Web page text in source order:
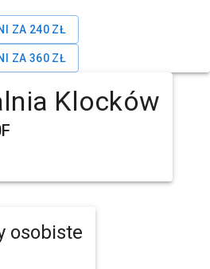
ZA 240 ZŁ
ZA 360 ZŁ
Klocków
osobiste